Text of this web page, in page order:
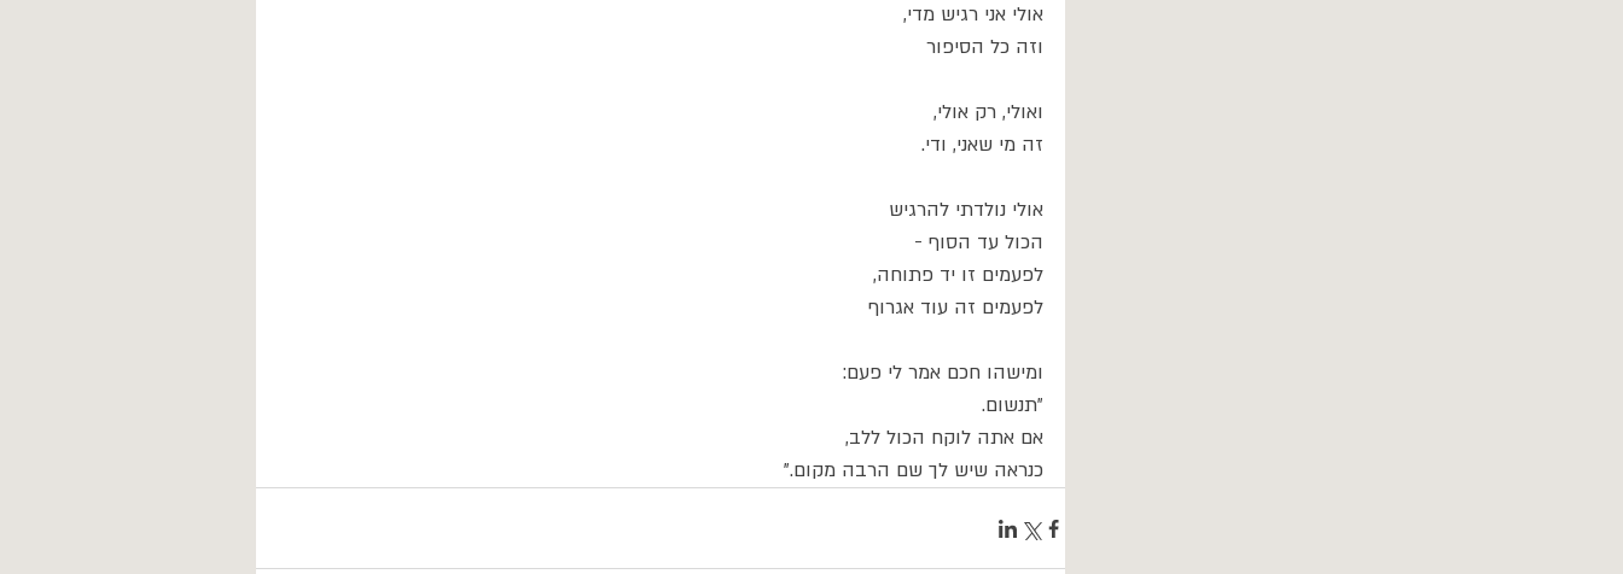
אולי אני רגיש מדי,
וזה כל הסיפור
ואולי, רק אולי,
זה מי שאני, ודי.
אולי נולדתי להרגיש
הכול עד הסוף -
לפעמים זו יד פתוחה,
לפעמים זה עוד אגרוף
ומישהו חכם אמר לי פעם:
"תנשום.
אם אתה לוקח הכול ללב,
כנראה שיש לך שם הרבה מקום."